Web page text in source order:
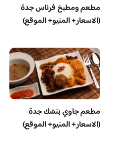
مطعم ومطبخ فرناس جدة
(الاسعار+ المنيو+ الموقع)
مطعم جاوي بنشك جدة
(الاسعار+ المنيو+ الموقع)